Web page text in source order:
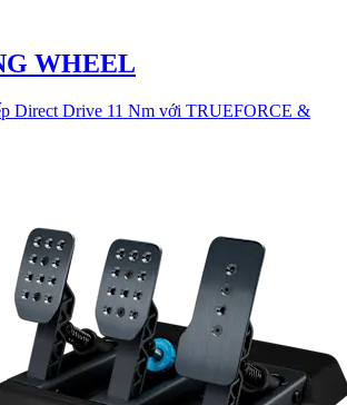
WHEEL
Direct Drive 11 Nm với TRUEFORCE &